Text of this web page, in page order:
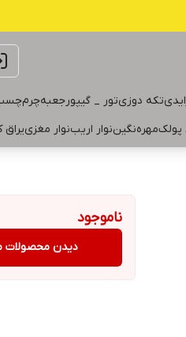
تکه دوزیتور _ گیپورجعبهچرم
پولکمهرهنگیننوار اریبنوار مغزی
ناموجود
دیدن محصولات